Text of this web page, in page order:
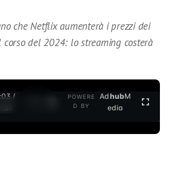
che Netflix aumenterà i prezzi dei
del 2024: lo streaming costerà
/
POWERE
D BY
AdhubM
edia